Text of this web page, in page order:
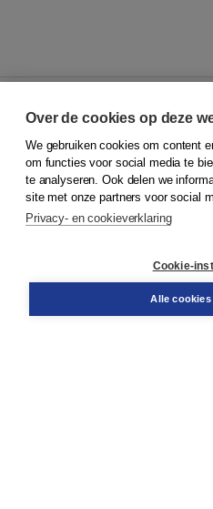
© 2026Koninklijke Boom uitgevers
Klantenservice
Service & informatie
Contact
Over de cookies op deze
We gebruiken cookies om content
om functies voor social media te
te analyseren. Ook delen we
site met onze partners voor social
Privacy- en cookieverklaring
Cookie-
Alle cookies